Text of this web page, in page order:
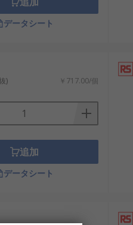
データシート
) ￥717.00/個
追加
データシート